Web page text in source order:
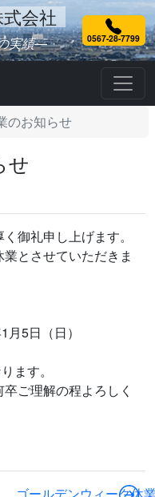
会社
実績― 0567-28-7799
のお知らせ
せ
御礼申し上げます。
とさせていただきま
5日（日）
ます。
ご理解の程よろしく